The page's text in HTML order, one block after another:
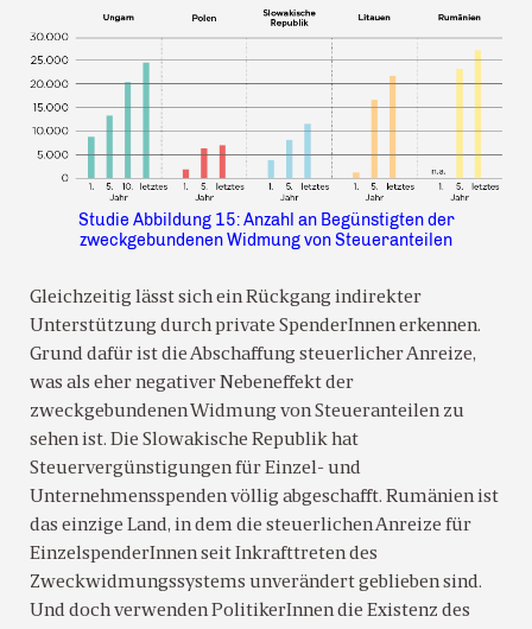
Studie Abbildung 15: Anzahl an Begünstigten der
zweckgebundenen Widmung von Steueranteilen
Gleichzeitig lässt sich ein Rückgang indirekter
Unterstützung durch private SpenderInnen erkennen.
Grund dafür ist die Abschaffung steuerlicher Anreize,
was als eher negativer Nebeneffekt der
zweckgebundenen Widmung von Steueranteilen zu
sehen ist. Die Slowakische Republik hat
Steuervergünstigungen für Einzel- und
Unternehmensspenden völlig abgeschafft. Rumänien ist
das einzige Land, in dem die steuerlichen Anreize für
EinzelspenderInnen seit Inkrafttreten des
Zweckwidmungssystems unverändert geblieben sind.
Und doch verwenden PolitikerInnen die Existenz des